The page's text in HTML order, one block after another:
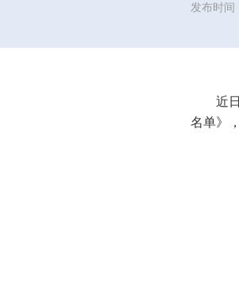
发布时间
近
名单》